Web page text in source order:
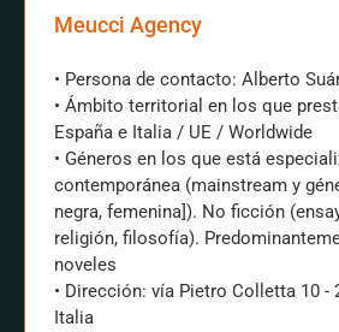
Meucci Agency
• Persona de contacto: Alberto
• Ámbito territorial en los que
España e Italia / UE / Worldwide
• Géneros en los que está
contemporánea (mainstream y
negra, femenina]). No ficción
religión, filosofía).
noveles
• Dirección: vía Pietro Colletta 10 -
Italia